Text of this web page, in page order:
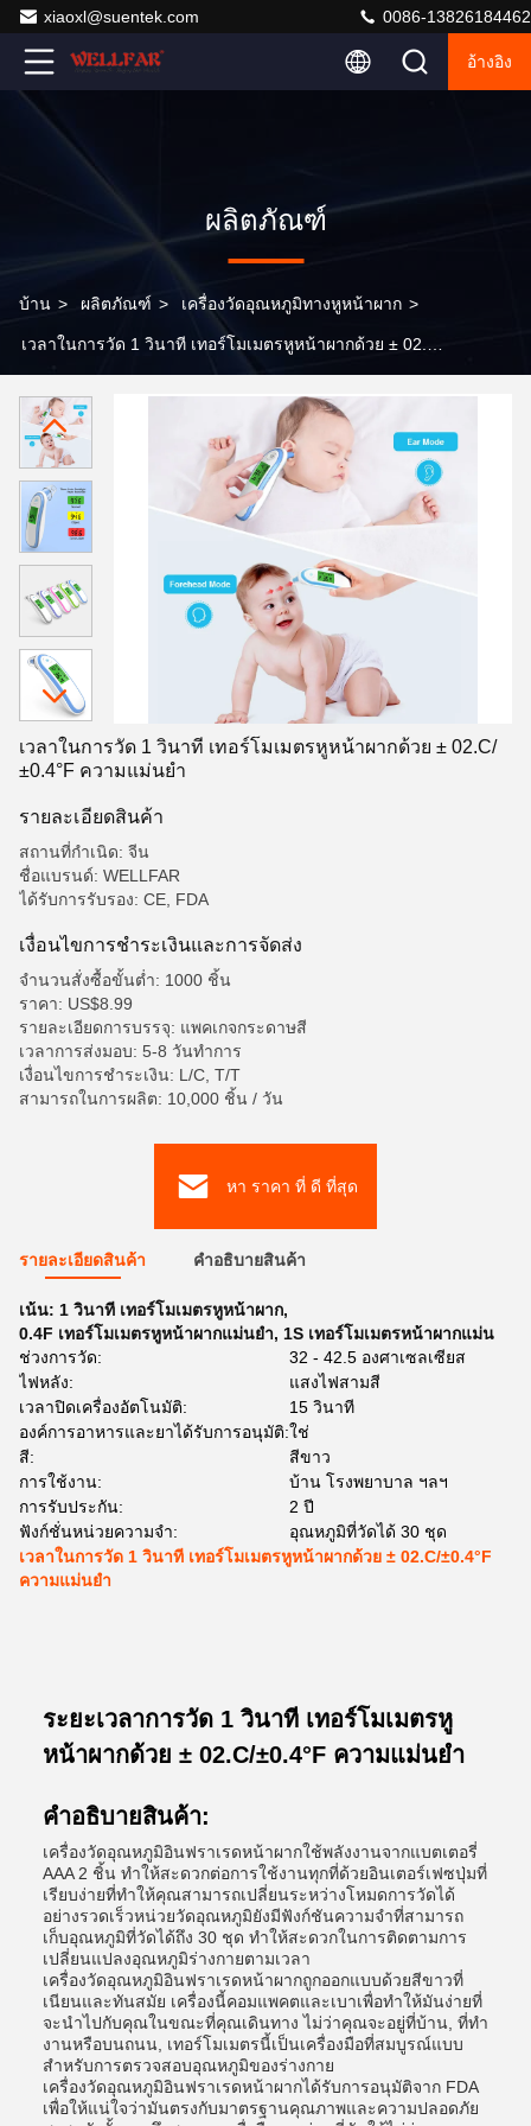
xiaoxl@suentek.com 0086-13826184462
อ้างอิง
ผลิตภัณฑ์
บ้าน > ผลิตภัณฑ์ > เครื่องวัดอุณหภูมิทางหูหน้าผาก >
เวลาในการวัด 1 วินาที เทอร์โมเมตรหูหน้าผากด้วย ± 02.C/
เวลาในการวัด 1 วินาที เทอร์โมเมตรหูหน้าผากด้วย ± 02.C/
±0.4°F ความแม่นยํา
รายละเอียดสินค้า
สถานที่กำเนิด: จีน
ชื่อแบรนด์: WELLFAR
ได้รับการรับรอง: CE, FDA
เงื่อนไขการชําระเงินและการจัดส่ง
จำนวนสั่งซื้อขั้นต่ำ: 1000 ชิ้น
ราคา: US$8.99
รายละเอียดการบรรจุ: แพคเกจกระดาษสี
เวลาการส่งมอบ: 5-8 วันทําการ
เงื่อนไขการชำระเงิน: L/C, T/T
สามารถในการผลิต: 10,000 ชิ้น / วัน
หา ราคา ที่ ดี ที่สุด
รายละเอียดสินค้า คําอธิบายสินค้า
เน้น: 1 วินาที เทอร์โมเมตรหูหน้าผาก,
0.4F เทอร์โมเมตรหูหน้าผากแม่นยํา, 1S เทอร์โมเมตรหน้าผากแม่น
ช่วงการวัด:
32 - 42.5 องศาเซลเซียส
ไฟหลัง:
แสงไฟสามสี
เวลาปิดเครื่องอัตโนมัติ:
15 วินาที
องค์การอาหารและยาได้รับการอนุมัติ:ใช่
สี:
สีขาว
การใช้งาน:
บ้าน โรงพยาบาล ฯลฯ
การรับประกัน:
2 ปี
ฟังก์ชั่นหน่วยความจำ:
อุณหภูมิที่วัดได้ 30 ชุด
เวลาในการวัด 1 วินาที เทอร์โมเมตรหูหน้าผากด้วย ± 02.C/±0.4°F
ความแม่นยํา
ระยะเวลาการวัด 1 วินาที เทอร์โมเมตรหู
หน้าผากด้วย ± 02.C/±0.4°F ความแม่นยํา
คําอธิบายสินค้า:
เครื่องวัดอุณหภูมิอินฟราเรดหน้าผากใช้พลังงานจากแบตเตอรี่
AAA 2 ชิ้น ทําให้สะดวกต่อการใช้งานทุกที่ด้วยอินเตอร์เฟซปุ่มที่
เรียบง่ายที่ทําให้คุณสามารถเปลี่ยนระหว่างโหมดการวัดได้
อย่างรวดเร็วหน่วยวัดอุณหภูมิยังมีฟังก์ชันความจําที่สามารถ
เก็บอุณหภูมิที่วัดได้ถึง 30 ชุด ทําให้สะดวกในการติดตามการ
เปลี่ยนแปลงอุณหภูมิร่างกายตามเวลา
เครื่องวัดอุณหภูมิอินฟราเรดหน้าผากถูกออกแบบด้วยสีขาวที่
เนียนและทันสมัย เครื่องนี้คอมแพคตและเบาเพื่อทําให้มันง่ายที่
จะนําไปกับคุณในขณะที่คุณเดินทาง ไม่ว่าคุณจะอยู่ที่บ้าน, ที่ทํา
งานหรือบนถนน, เทอร์โมเมตรนี้เป็นเครื่องมือที่สมบูรณ์แบบ
สําหรับการตรวจสอบอุณหภูมิของร่างกาย
เครื่องวัดอุณหภูมิอินฟราเรดหน้าผากได้รับการอนุมัติจาก FDA
เพื่อให้แน่ใจว่ามันตรงกับมาตรฐานคุณภาพและความปลอดภัย